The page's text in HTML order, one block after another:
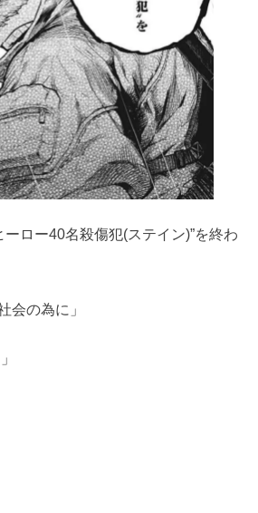
ーロー40名殺傷犯(ステイン)”を終わ
会の為に」